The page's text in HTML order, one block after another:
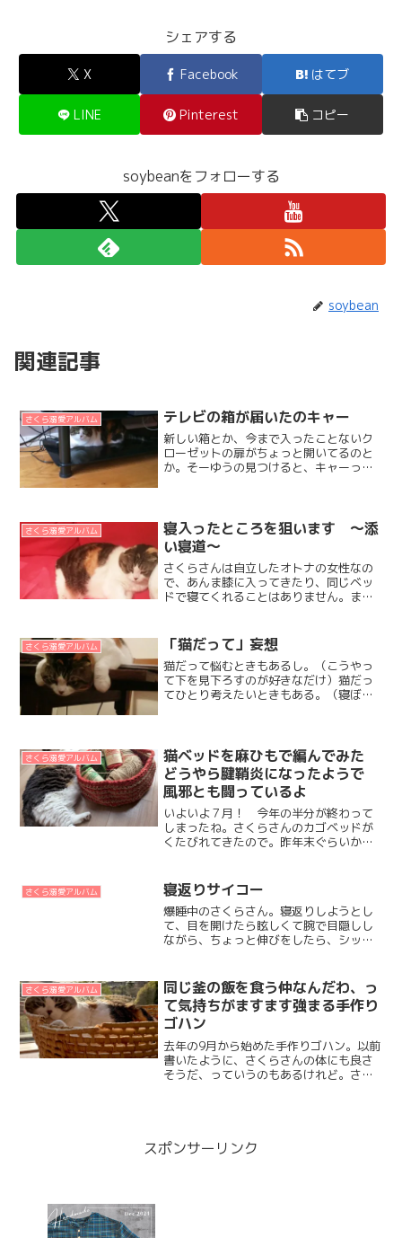
シェアする
X Facebook はてブ
LINE Pinterest コピー
soybeanをフォローする
soybean
関連記事
さくら溺愛アルバム テレビの箱が届いたのキャー
新しい箱とか、今まで入ったことないク
ローゼットの扉がちょっと開いてるのと
か。そーゆうの見つけると、キャーって
進？するさくらをご覧ください...
さくら溺愛アルバム
寝入ったところを狙います ～添
い寝道～
さくらさんは自立したオトナの女性なの
で、あんま膝に入ってきたり、同じベッ
ドで寝てくれることはありません。まっ
今まで7年近く一緒に住んだ中で、添い寝
してくれたのは・だいず...
さくら溺愛アルバム 「猫だって」妄想
猫だって悩むときもあるし。（こうやっ
て下を見下ろすのが好きなだけ）猫だっ
てひとり考えたいときもある。（寝ぼけ
さくら溺愛アルバム
猫ベッドを麻ひもで編んでみた
どうやら腱鞘炎になったようで
風邪とも闘っているよ
いよいよ７月！ 今年の半分が終わって
しまったね。さくらさんのカゴベッドが
くたびれてきたので。昨年末ぐらいから
編んでるとき↓座布団的に乗ってくれたり
しないかなーと期待した...
さくら溺愛アルバム 寝返りサイコー
爆睡中のさくらさん。寝返りしようとし
て、目を開けたら眩しくて腕で目隠しし
ながら、ちょっと伸びをしたら、シッポ
ュ、、、、短い中にすべてのかわいらし
さが凝縮されてるでしょう？...
さくら溺愛アルバム
同じ釜の飯を食う仲なんだわ、っ
て気持ちがますます強まる手作り
ゴハン
去年の9月から始めた手作りゴハン。以前
書いたように、さくらさんの体にも良さ
そうだ、っていうのもあるけれど。さく
スポンサーリンク